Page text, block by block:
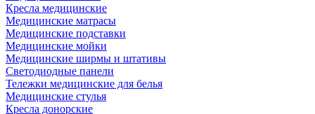
Кресла медицинские
Медицинские матрасы
Медицинские подставки
Медицинские мойки
Медицинские ширмы и штативы
Светодиодные панели
Тележки медицинские для белья
Медицинские стулья
Кресла донорские